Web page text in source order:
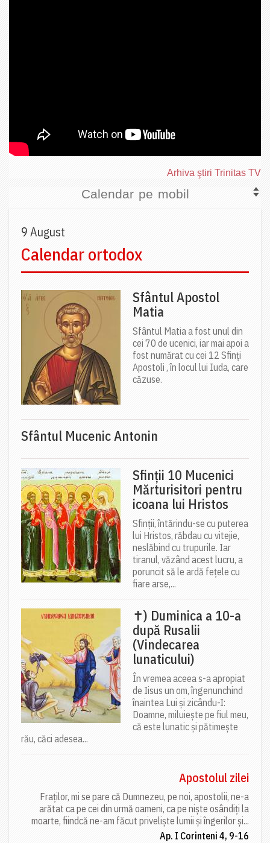
Arhiva ştiri Trinitas TV
Calendar pe mobil
9 August
Calendar ortodox
Sfântul Apostol
Matia
Sfântul Matia a fost unul din
cei 70 de ucenici, iar mai apoi a
fost numărat cu cei 12 Sfinți
Apostoli , în locul lui Iuda, care
căzuse.
Sfântul Mucenic Antonin
Sfinții 10 Mucenici
Mărturisitori pentru
icoana lui Hristos
Sfinții, întărindu-se cu puterea
lui Hristos, răbdau cu vitejie,
neslăbind cu trupurile. Iar
tiranul, văzând acest lucru, a
poruncit să le ardă fețele cu
fiare arse,...
✝) Duminica a 10-a
după Rusalii
(Vindecarea
lunaticului)
În vremea aceea s-a apropiat
de Iisus un om, îngenunchind
înaintea Lui și zicându-I:
Doamne, miluiește pe fiul meu,
că este lunatic și pătimește
rău, căci adesea...
Apostolul zilei
Fraților, mi se pare că Dumnezeu, pe noi, apostolii, ne-a
arătat ca pe cei din urmă oameni, ca pe niște osândiți la
moarte, fiindcă ne-am făcut priveliște lumii și îngerilor și...
Ap. I Corinteni 4, 9-16